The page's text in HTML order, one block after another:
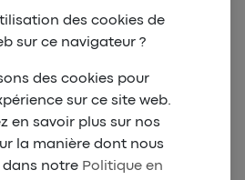
des cookies de
sur ce navigateur ?
des cookies pour
sur ce site web.
en savoir plus sur nos
la manière dont nous
dans notre Politique en